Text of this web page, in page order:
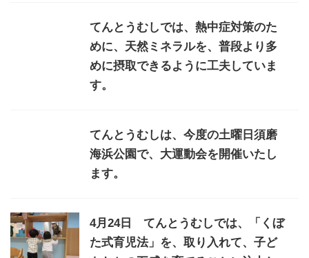
てんとうむしでは、熱中症対策のた
めに、天然ミネラルを、普段より多
めに摂取できるように工夫していま
す。
てんとうむしは、今度の土曜日須磨
海浜公園で、大運動会を開催いたし
ます。
4月24日 てんとうむしでは、「くぼ
た式育児法」を、取り入れて、子ど